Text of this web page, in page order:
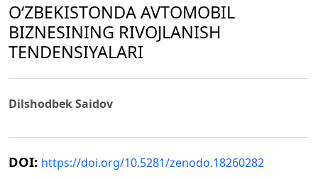
O‘ZBEKISTONDA AVTOMOBIL
BIZNESINING RIVOJLANISH
TENDENSIYALARI
Dilshodbek Saidov
DOI: https://doi.org/10.5281/zenodo.18260282